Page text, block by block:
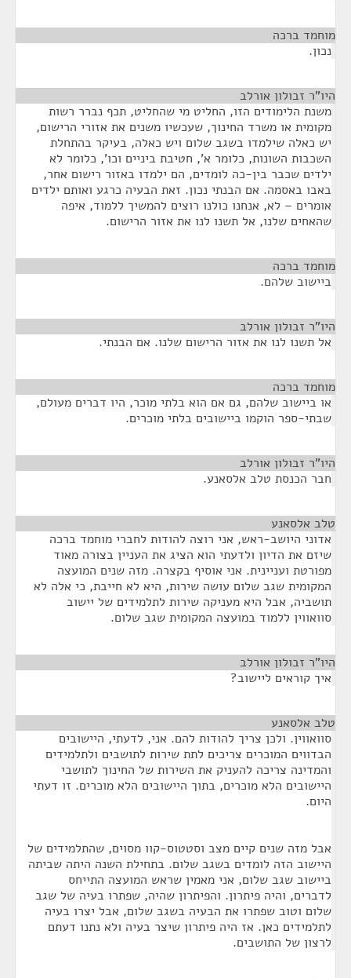
מוחמד ברכה
נכון.
היו"ר זבולון אורלב
משנת הלימודים הזו, החליט מי שהחליט, תכף נברר רשות
מקומית או משרד החינוך, שעכשיו משנים את אזורי הרישום,
יש כאלה שילמדו בשגב שלום ויש כאלה, בעיקר בהתחלת
השכבות השונות, כלומר א', חטיבת ביניים וכו', כלומר לא
ילדים שכבר בין-כה לומדים, הם ילמדו באזור רישום אחר,
באבו באסמה. אם הבנתי נכון. זאת הבעיה כרגע ואותם ילדים
אומרים – לא, אנחנו כולנו רוצים להמשיך ללמוד, איפה
שהאחים שלנו, אל תשנו לנו את אזור הרישום.
מוחמד ברכה
ביישוב שלהם.
היו"ר זבולון אורלב
אל תשנו לנו את אזור הרישום שלנו. אם הבנתי.
מוחמד ברכה
או ביישוב שלהם, גם אם הוא בלתי מוכר, היו דברים מעולם,
שבתי-ספר הוקמו ביישובים בלתי מוכרים.
היו"ר זבולון אורלב
חבר הכנסת טלב אלסאנע.
טלב אלסאנע
אדוני היושב-ראש, אני רוצה להודות לחברי מוחמד ברכה
שיזם את הדיון ולדעתי הוא הציג את העניין בצורה מאוד
מפורטת ועניינית. אני אוסיף בקצרה. מזה שנים המועצה
המקומית שגב שלום עושה שירות, היא לא חייבת, כי אלה לא
תושביה, אבל היא מעניקה שירות לתלמידים של יישוב
סוואווין ללמוד במועצה המקומית שגב שלום.
היו"ר זבולון אורלב
איך קוראים ליישוב?
טלב אלסאנע
סוואווין. ולכן צריך להודות להם. אני, לדעתי, היישובים
הבדווים המוכרים צריכים לתת שירות לתושבים ולתלמידים
והמדינה צריכה להעניק את השירות של החינוך לתושבי
היישובים הלא מוכרים, בתוך היישובים הלא מוכרים. זו דעתי
היום.
אבל מזה שנים קיים מצב וסטטוס-קוו מסוים, שהתלמידים של
היישוב הזה לומדים בשגב שלום. בתחילת השנה היתה שביתה
ביישוב שגב שלום, אני מאמין שראש המועצה התייחס
לדברים, והיה פיתרון. והפיתרון שהיה, שפתרו בעיה של שגב
שלום וטוב שפתרו את הבעיה בשגב שלום, אבל יצרו בעיה
לתלמידים כאן. אז היה פיתרון שיצר בעיה ולא נתנו דעתם
לרצון של התושבים.